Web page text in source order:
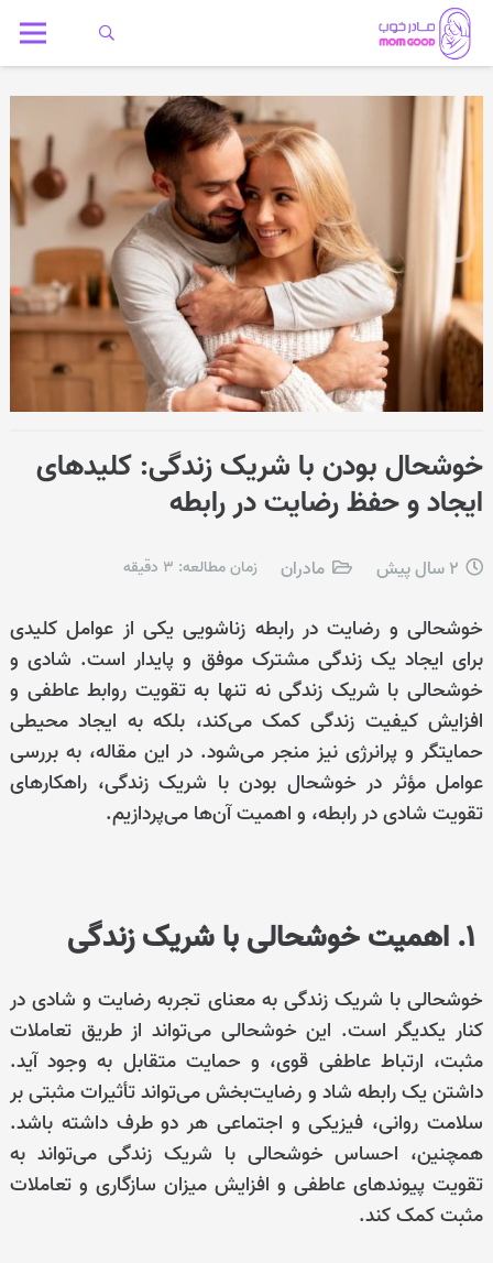
خوشحال بودن با شریک زندگی: کلیدهای
ایجاد و حفظ رضایت در رابطه
2 سال پیش مادران زمان مطالعه: 3 دقیقه
خوشحالی و رضایت در رابطه زناشویی یکی از عوامل کلیدی
برای ایجاد یک زندگی مشترک موفق و پایدار است. شادی و
خوشحالی با شریک زندگی نه تنها به تقویت روابط عاطفی و
افزایش کیفیت زندگی کمک می‌کند، بلکه به ایجاد محیطی
حمایتگر و پرانرژی نیز منجر می‌شود. در این مقاله، به بررسی
عوامل مؤثر در خوشحال بودن با شریک زندگی، راهکارهای
تقویت شادی در رابطه، و اهمیت آن‌ها می‌پردازیم.
خوشحالی با شریک زندگی به معنای تجربه رضایت و شادی در
کنار یکدیگر است. این خوشحالی می‌تواند از طریق تعاملات
مثبت، ارتباط عاطفی قوی، و حمایت متقابل به وجود آید.
داشتن یک رابطه شاد و رضایت‌بخش می‌تواند تأثیرات مثبتی بر
سلامت روانی، فیزیکی و اجتماعی هر دو طرف داشته باشد.
همچنین، احساس خوشحالی با شریک زندگی می‌تواند به
تقویت پیوندهای عاطفی و افزایش میزان سازگاری و تعاملات
مثبت کمک کند.